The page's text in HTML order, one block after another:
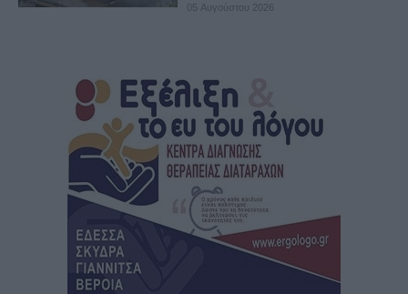
05 Αυγούστου 2026